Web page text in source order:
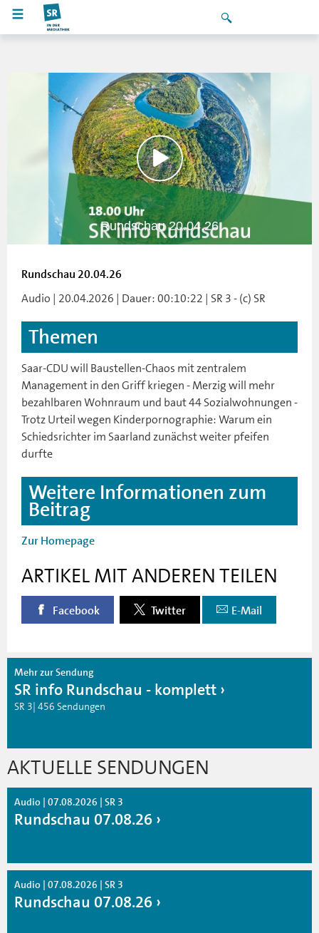
Rundschau 20.04.26
Rundschau 20.04.26
Audio | 20.04.2026 | Dauer: 00:10:22 | SR 3 - (c) SR
Themen
Saar-CDU will Baustellen-Chaos mit zentralem
Management in den Griff kriegen - Merzig will mehr
bezahlbaren Wohnraum und baut 44 Sozialwohnungen -
Trotz Urteil wegen Kinderpornographie: Warum ein
Schiedsrichter im Saarland zunächst weiter pfeifen
durfte
Weitere Informationen zum
Beitrag
Zur Homepage
ARTIKEL MIT ANDEREN TEILEN
Facebook Twitter E-Mail
Mehr zur Sendung
SR info Rundschau - komplett
SR 3| 456 Sendungen
AKTUELLE SENDUNGEN
Audio | 07.08.2026 | SR 3
Rundschau 07.08.26
Audio | 07.08.2026 | SR 3
Rundschau 07.08.26